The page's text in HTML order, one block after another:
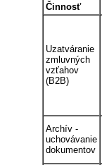
Činnosť
Uzatváranie
zmluvných
vzťahov
(B2B)
Archív -
uchovávanie
dokumentov